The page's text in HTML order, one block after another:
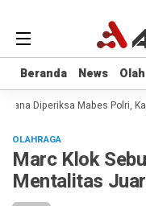
Beranda News
Beranda News
Diperiksa Mabes Polri,
OLAHRAGA
Marc Klok
Mentalitas